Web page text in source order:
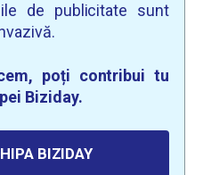
de publicitate sunt
poți contribui tu
Biziday.
BIZIDAY